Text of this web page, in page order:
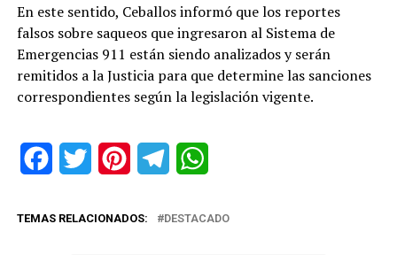
En este sentido, Ceballos informó que los reportes
falsos sobre saqueos que ingresaron al Sistema de
Emergencias 911 están siendo analizados y serán
remitidos a la Justicia para que determine las sanciones
correspondientes según la legislación vigente.
FacebookTwitter PinterestTelegram
TEMAS RELACIONADOS: DESTACADO